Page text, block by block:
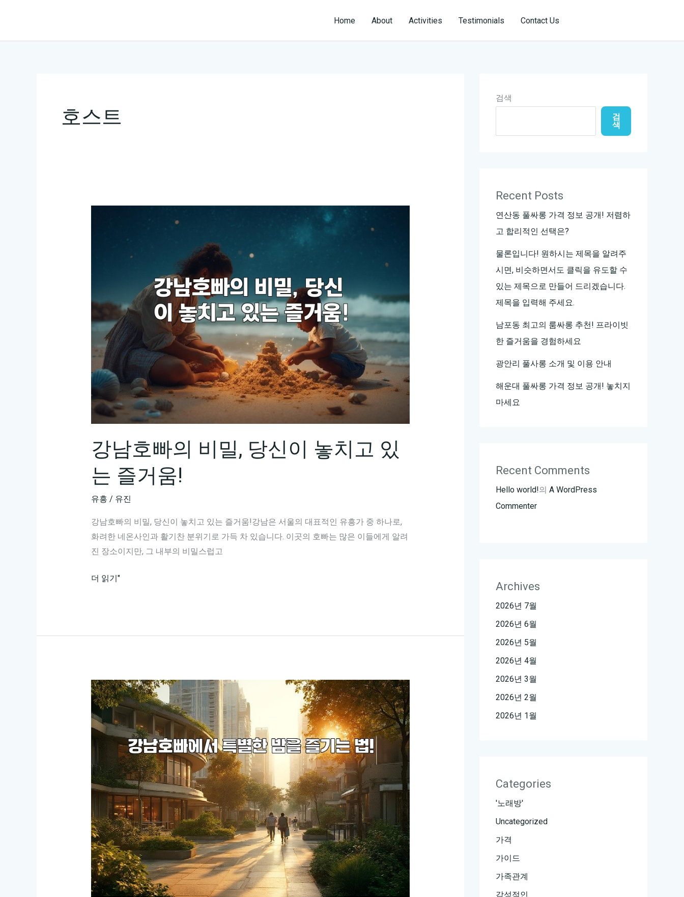
Home About Activities Testimonials Contact Us
호스트
강남호빠의 비밀, 당신이 놓치고 있
는 즐거움!
유흥 / 유진
강남호빠의 비밀, 당신이 놓치고 있는 즐거움!강남은 서울의 대표적인 유흥가 중 하나로,
화려한 네온사인과 활기찬 분위기로 가득 차 있습니다. 이곳의 호빠는 많은 이들에게 알려
진 장소이지만, 그 내부의 비밀스럽고
강
의
당
신
이
놓
있
는
거
움!
더 읽기"
검색
검
색
Recent Posts
연산동 풀싸롱 가격 정보 공개! 저렴하
고 합리적인 선택은?
물론입니다! 원하시는 제목을 알려주
시면, 비슷하면서도 클릭을 유도할 수
있는 제목으로 만들어 드리겠습니다.
제목을 입력해 주세요.
남포동 최고의 룸싸롱 추천! 프라이빗
한 즐거움을 경험하세요
광안리 풀사롱 소개 및 이용 안내
해운대 풀싸롱 가격 정보 공개! 놓치지
마세요
Recent Comments
Hello world!의 A WordPress
Commenter
Archives
2026년 7월
2026년 6월
2026년 5월
2026년 4월
2026년 3월
2026년 2월
2026년 1월
Categories
'노래방'
Uncategorized
가격
가이드
가족관계
감성적인